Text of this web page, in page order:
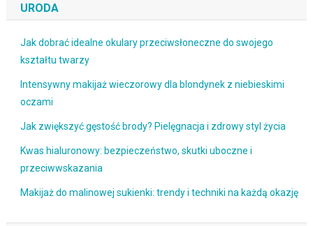
URODA
Jak dobrać idealne okulary przeciwsłoneczne do swojego
kształtu twarzy
Intensywny makijaż wieczorowy dla blondynek z niebieskimi
oczami
Jak zwiększyć gęstość brody? Pielęgnacja i zdrowy styl życia
Kwas hialuronowy: bezpieczeństwo, skutki uboczne i
przeciwwskazania
Makijaż do malinowej sukienki: trendy i techniki na każdą okazję